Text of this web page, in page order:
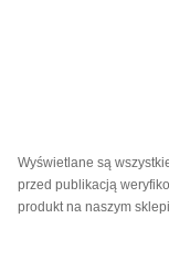
Wyświetlane są
przed publikacją
produkt na naszym